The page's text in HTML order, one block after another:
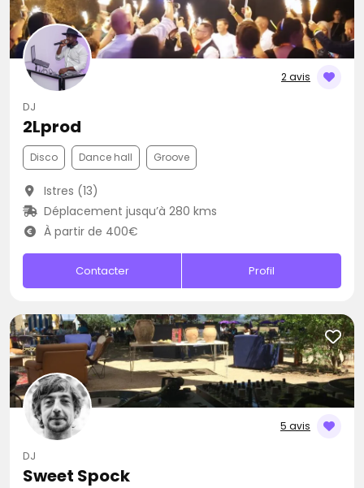
2 avis
DJ
2Lprod
Disco Dance hall Groove
Istres (13)
Déplacement jusqu’à 280 kms
À partir de 400€
Contacter Profil
5 avis
DJ
Sweet Spock